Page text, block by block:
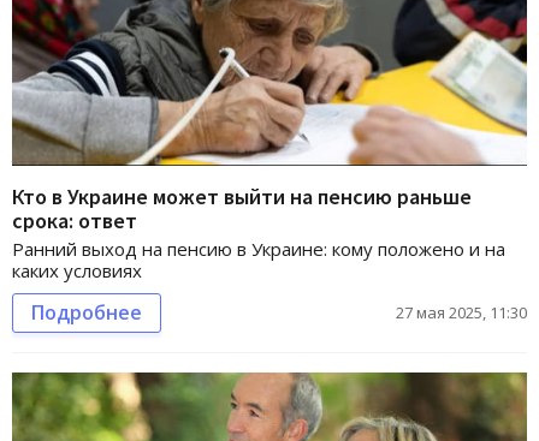
Кто в Украине может выйти на пенсию раньше
срока: ответ
Ранний выход на пенсию в Украине: кому положено и на
каких условиях
Подробнее 27 мая 2025, 11:30